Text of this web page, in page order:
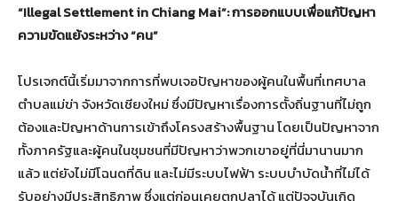
“Illegal Settlement in Chiang Mai”:การออกแบบเพื่อแก้ปัญหา
ความขัดแย้งระหว่าง “คน”
โปรเจกต์นี้เริ่มมาจากการที่พบเจอปัญหาของผู้คนในพื้นที่เทศบาล
ตำบลแม่ข่า จังหวัดเชียงใหม่ ซึ่งมีปัญหาเรื่องการตั้งถิ่นฐานที่ไม่ถูก
ต้องและปัญหาด้านการเข้าถึงโครงสร้างพื้นฐาน โดยเป็นปัญหาจาก
ทั้งภาครัฐและผู้คนในชุมชนที่มีปัญหาว่าพวกเขาอยู่ที่นี่มานานมาก
แล้ว แต่ยังไม่มีโฉนดที่ดิน และไม่มีระบบไฟฟ้า ระบบบำบัดน้ำที่ไม่ได้
รับอย่างมีประสิทธิภาพ ซึ่งแต่ก่อนเคยตกปลาได้ แต่ปัจจุบันเกิด